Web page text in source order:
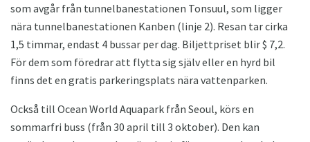
som avgår från tunnelbanestationen Tonsuul, som ligger
nära tunnelbanestationen Kanben (linje 2). Resan tar cirka
1,5 timmar, endast 4 bussar per dag. Biljettpriset blir $ 7,2.
För dem som föredrar att flytta sig själv eller en hyrd bil
finns det en gratis parkeringsplats nära vattenparken.
Också till Ocean World Aquapark från Seoul, körs en
sommarfri buss (från 30 april till 3 oktober). Den kan